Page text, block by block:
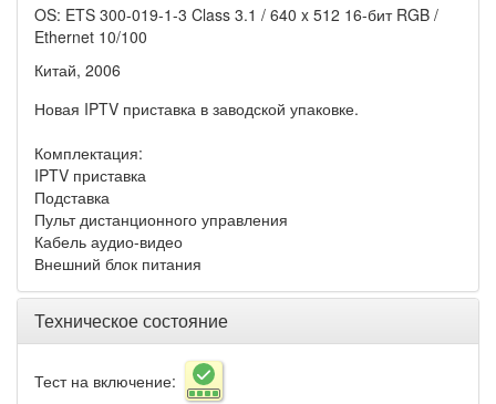
OS: ETS 300-019-1-3 Class 3.1 / 640 x 512 16-бит RGB /
Ethernet 10/100
Китай, 2006
Новая IPTV приставка в заводской упаковке.
Комплектация:
IPTV приставка
Подставка
Пульт дистанционного управления
Кабель аудио-видео
Внешний блок питания
Техническое состояние
Тест на включение: